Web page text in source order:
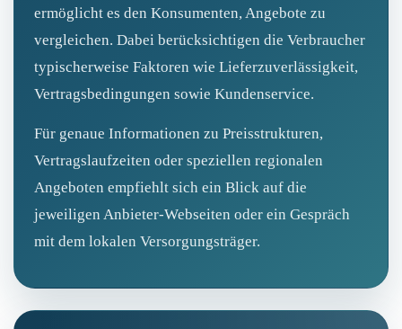
ermöglicht es den Konsumenten, Angebote zu
vergleichen. Dabei berücksichtigen die Verbraucher
typischerweise Faktoren wie Lieferzuverlässigkeit,
Vertragsbedingungen sowie Kundenservice.
Für genaue Informationen zu Preisstrukturen,
Vertragslaufzeiten oder speziellen regionalen
Angeboten empfiehlt sich ein Blick auf die
jeweiligen Anbieter-Webseiten oder ein Gespräch
mit dem lokalen Versorgungsträger.